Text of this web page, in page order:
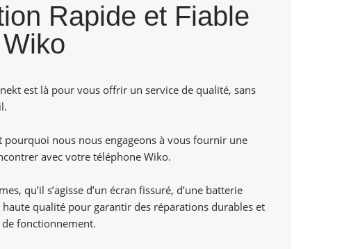
Rapide et Fiable
est là pour vous offrir un service de qualité, sans
pourquoi nous nous engageons à vous fournir une
avec votre téléphone Wiko.
qu’il s’agisse d’un écran fissuré, d’une batterie
qualité pour garantir des réparations durables et
fonctionnement.